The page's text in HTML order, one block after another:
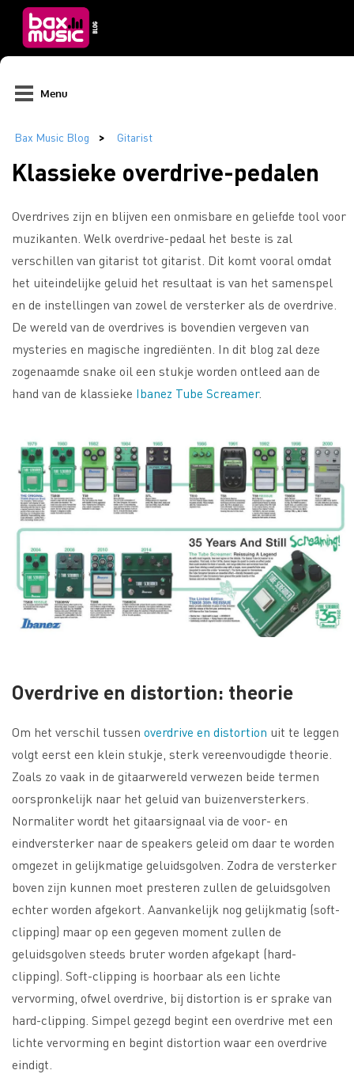
Menu
Klassieke overdrive-pedalen
Overdrives zijn en blijven een onmisbare en geliefde tool voor
muzikanten. Welk overdrive-pedaal het beste is zal
verschillen van gitarist tot gitarist. Dit komt vooral omdat
het uiteindelijke geluid het resultaat is van het samenspel
en de instellingen van zowel de versterker als de overdrive.
De wereld van de overdrives is bovendien vergeven van
mysteries en magische ingrediënten. In dit blog zal deze
zogenaamde snake oil een stukje worden ontleed aan de
hand van de klassieke Ibanez Tube Screamer.
Overdrive en distortion: theorie
Om het verschil tussen overdrive en distortion uit te leggen
volgt eerst een klein stukje, sterk vereenvoudigde theorie.
Zoals zo vaak in de gitaarwereld verwezen beide termen
oorspronkelijk naar het geluid van buizenversterkers.
Normaliter wordt het gitaarsignaal via de voor- en
eindversterker naar de speakers geleid om daar te worden
omgezet in gelijkmatige geluidsgolven. Zodra de versterker
boven zijn kunnen moet presteren zullen de geluidsgolven
echter worden afgekort. Aanvankelijk nog gelijkmatig (soft-
clipping) maar op een gegeven moment zullen de
geluidsgolven steeds bruter worden afgekapt (hard-
clipping). Soft-clipping is hoorbaar als een lichte
vervorming, ofwel overdrive, bij distortion is er sprake van
hard-clipping. Simpel gezegd begint een overdrive met een
lichte vervorming en begint distortion waar een overdrive
eindigt.